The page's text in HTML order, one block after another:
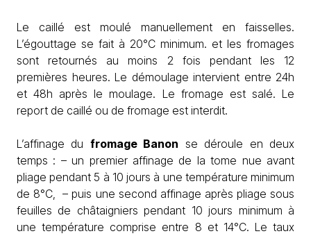
Le caillé est moulé manuellement en faisselles.
L’égouttage se fait à 20°C minimum. et les fromages
sont retournés au moins 2 fois pendant les 12
premières heures. Le démoulage intervient entre 24h
et 48h après le moulage. Le fromage est salé. Le
report de caillé ou de fromage est interdit.
L’affinage du fromage Banon se déroule en deux
temps : – un premier affinage de la tome nue avant
pliage pendant 5 à 10 jours à une température minimum
de 8°C, – puis une second affinage après pliage sous
feuilles de châtaigniers pendant 10 jours minimum à
une température comprise entre 8 et 14°C. Le taux